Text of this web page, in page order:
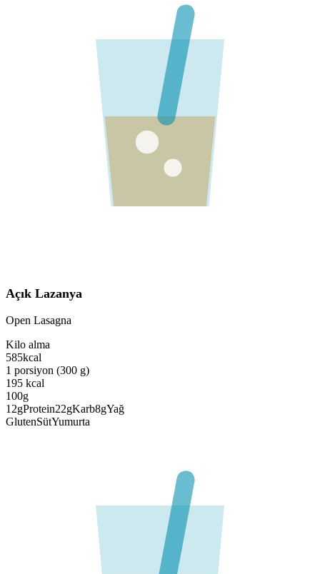
Açık Lazanya
Open Lasagna
Kilo alma
585kcal
1 porsiyon (300 g)
195 kcal
100g
12gProtein22gKarb8gYağ
GlutenSütYumurta